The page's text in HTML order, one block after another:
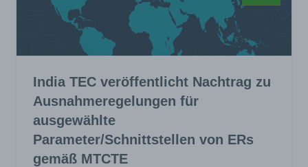
India TEC veröffentlicht Nachtrag zu
Ausnahmeregelungen für
ausgewählte
Parameter/Schnittstellen von ERs
gemäß MTCTE